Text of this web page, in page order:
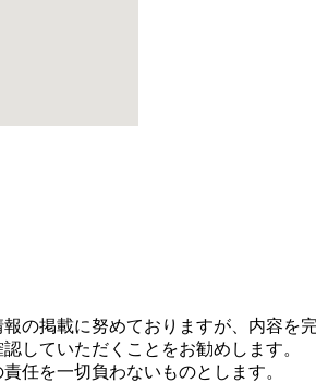
の掲載に努めておりますが、内容を
していただくことをお勧めします。
任を一切負わないものとします。